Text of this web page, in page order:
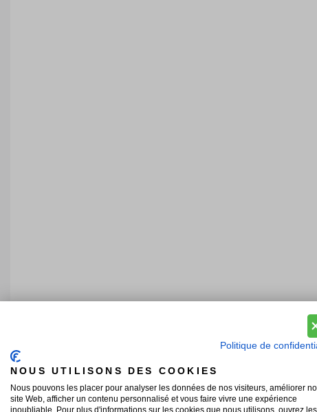
Politique de
NOUS UTILISONS DES COOKIES
Nous pouvons les placer pour analyser les données de nos visiteurs, améliorer
site Web, afficher un contenu personnalisé et vous faire vivre une expérience
inoubliable. Pour plus d'informations sur les cookies que nous utilisons, ouvrez les